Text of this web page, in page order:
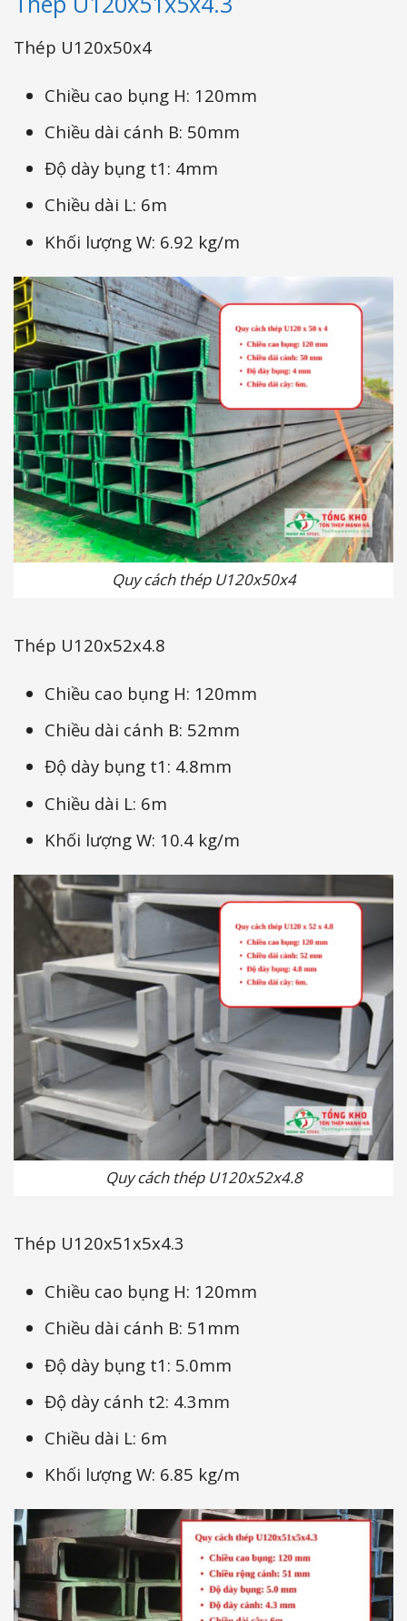
Thép U120x50x4
Chiều cao bụng H: 120mm
Chiều dài cánh B: 50mm
Độ dày bụng t1: 4mm
Chiều dài L: 6m
Khối lượng W: 6.92 kg/m
Quy cách thép U120x50x4
Thép U120x52x4.8
Chiều cao bụng H: 120mm
Chiều dài cánh B: 52mm
Độ dày bụng t1: 4.8mm
Chiều dài L: 6m
Khối lượng W: 10.4 kg/m
Quy cách thép U120x52x4.8
Thép U120x51x5x4.3
Chiều cao bụng H: 120mm
Chiều dài cánh B: 51mm
Độ dày bụng t1: 5.0mm
Độ dày cánh t2: 4.3mm
Chiều dài L: 6m
Khối lượng W: 6.85 kg/m